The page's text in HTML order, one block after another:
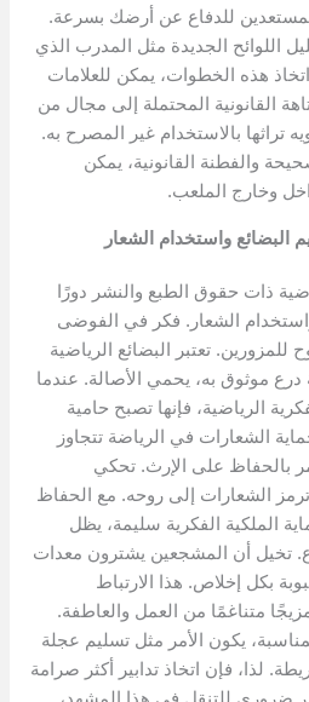
للدفاع عن أرضك بسرعة.
اللوائح الجديدة مثل المدرب الذي
هذه الخطوات، يمكن للعلامات
القانونية المحتملة إلى مجال من
بالاستخدام غير المصرح به.
والفطنة القانونية، يمكن
وخارج الملعب.
البضائع واستخدام الشعار
ذات حقوق الطبع والنشر دورًا
الشعار. فكر في الفوضى
تعتبر البضائع الرياضية
درع موثوق به، يحمي الأصالة. عندما
الرياضية، فإنها تصبح حامية
الشعارات في الرياضة تتجاوز
بالحفاظ على الإرث. تحكي
الشعارات إلى روحه. مع الحفاظ
الملكية الفكرية سليمة، يظل
تخيل أن المشجعين يشترون معدات
بكل إخلاص. هذا الارتباط
متناغمًا من العمل والعاطفة.
يكون الأمر مثل تسليم عجلة
لذا، فإن اتخاذ تدابير أكثر صرامة